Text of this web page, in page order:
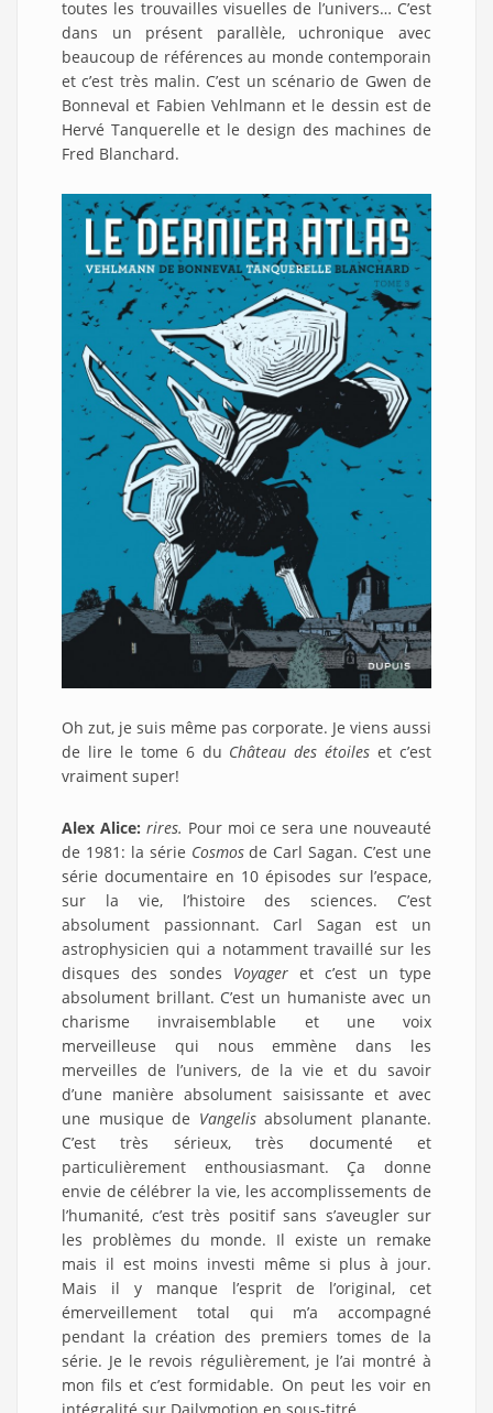
toutes les trouvailles visuelles de l’univers… C’est
dans un présent parallèle, uchronique avec
beaucoup de références au monde contemporain
et c’est très malin. C’est un scénario de Gwen de
Bonneval et Fabien Vehlmann et le dessin est de
Hervé Tanquerelle et le design des machines de
Fred Blanchard.
Oh zut, je suis même pas corporate. Je viens aussi
de lire le tome 6 du Château des étoiles et c’est
vraiment super!
Alex Alice: rires. Pour moi ce sera une nouveauté
de 1981: la série Cosmosde Carl Sagan. C’est une
série documentaire en 10 épisodes sur l’espace,
sur la vie, l’histoire des sciences. C’est
absolument passionnant. Carl Sagan est un
astrophysicien qui a notamment travaillé sur les
disques des sondes Voyageret c’est un type
absolument brillant. C’est un humaniste avec un
charisme invraisemblable et une voix
merveilleuse qui nous emmène dans les
merveilles de l’univers, de la vie et du savoir
d’une manière absolument saisissante et avec
une musique de Vangelisabsolument planante.
C’est très sérieux, très documenté et
particulièrement enthousiasmant. Ça donne
envie de célébrer la vie, les accomplissements de
l’humanité, c’est très positif sans s’aveugler sur
les problèmes du monde. Il existe un remake
mais il est moins investi même si plus à jour.
Mais il y manque l’esprit de l’original, cet
émerveillement total qui m’a accompagné
pendant la création des premiers tomes de la
série. Je le revois régulièrement, je l’ai montré à
mon fils et c’est formidable. On peut les voir en